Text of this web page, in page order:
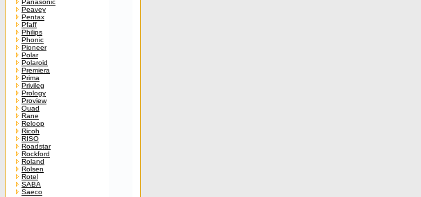
Panasonic
Peavey
Pentax
Pfaff
Philips
Phonic
Pioneer
Polar
Polaroid
Premiera
Prima
Privileg
Prology
Proview
Quad
Rane
Reloop
Ricoh
RISO
Roadstar
Rockford
Roland
Rolsen
Rotel
SABA
Saeco